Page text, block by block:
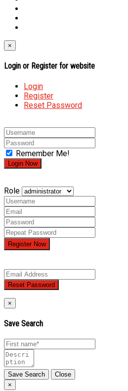
×
Login or Register for website
Login
Register
Reset Password
Remember Me!
Role
Register Now
×
Save Search
Close
×